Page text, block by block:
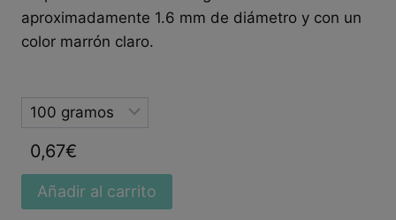
aproximadamente 1.6 mm de diámetro y con un
color marrón claro.
Selected
option
0,67€
Añadir al carrito